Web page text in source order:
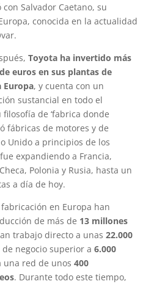
Salvador Caetano, su
conocida en la actualidad
Toyota ha invertido más
euros en sus plantas de
Europa, y cuenta con un
sustancial en todo el
de ‘fabrica donde
fábricas de motores y de
Unido a principios de los
expandiendo a Francia,
Polonia y Rusia, hasta un
a día de hoy.
en Europa han
de más de 13 millones
trabajo directo a unas 22.000
negocio superior a 6.000
red de unos 400
. Durante todo este tiempo,